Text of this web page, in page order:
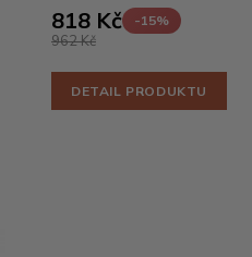
818 Kč -15%
962 Kč
DETAIL PRODUKTU